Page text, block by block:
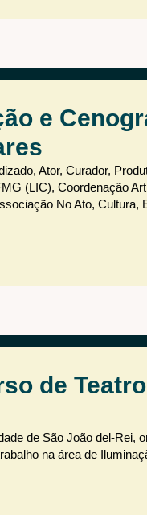
e
Ator, Curador,
(LIC), Coordenação
No Ato, Cultura,
de
de São João del-Rei,
na área de